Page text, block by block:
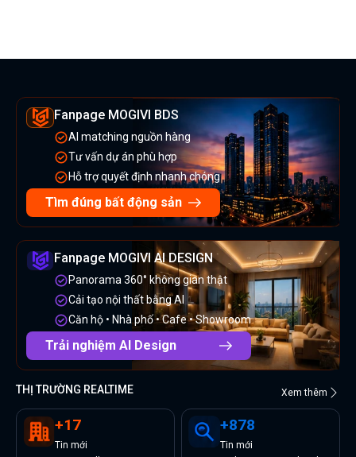
Fanpage MOGIVI BDS
AI matching nguồn hàng
Tư vấn dự án phù hợp
Hỗ trợ quyết định nhanh chóng
Tìm đúng bất động sản
Fanpage MOGIVI AI DESIGN
Panorama 360° không gian thật
Cải tạo nội thất bằng AI
Căn hộ • Nhà phố • Cafe • Showroom
Trải nghiệm AI Design
THỊ TRƯỜNG REALTIME Xem thêm
+17
Tin mới
+878
Tin mới